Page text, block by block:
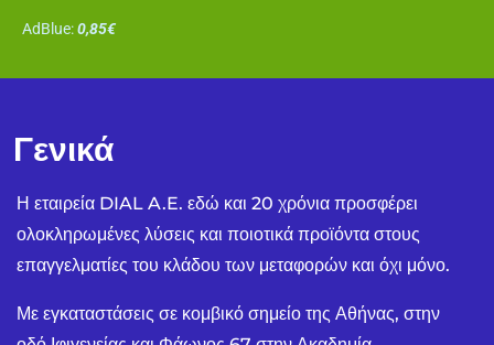
AdBlue:0,85€
Γενικά
Η εταιρεία DIAL A.E. εδώ και 20 χρόνια προσφέρει
ολοκληρωμένες λύσεις και ποιοτικά προϊόντα στους
επαγγελματίες του κλάδου των μεταφορών και όχι μόνο.
Με εγκαταστάσεις σε κομβικό σημείο της Αθήνας, στην